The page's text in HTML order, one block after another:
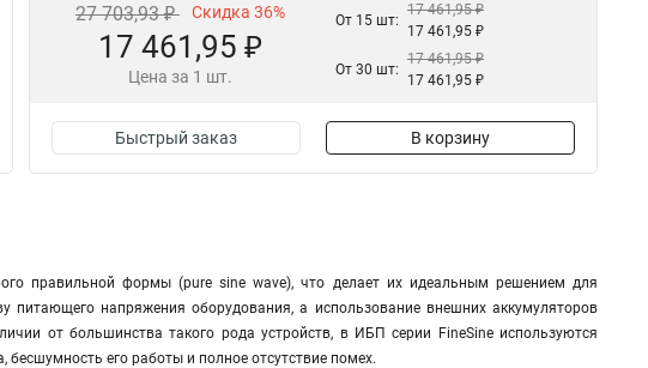
27 703,93 ₽ Скидка 36%
17 461,95 ₽
Цена за 1 шт.
От 15 шт:
17 461,95 ₽
17 461,95 ₽
От 30 шт:
17 461,95 ₽
17 461,95 ₽
Быстрый заказ В корзину
правильной формы (pure sine wave), что делает их идеальным решением для
питающего напряжения оборудования, а использование внешних аккумуляторов
от большинства такого рода устройств, в ИБП серии FineSine используются
его работы и полное отсутствие помех.